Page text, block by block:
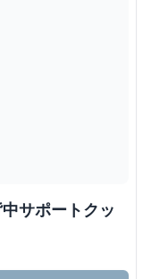
サポートクッ